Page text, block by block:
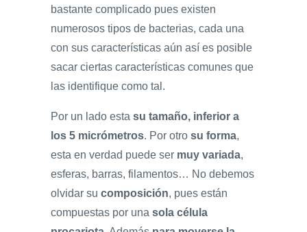
bastante complicado pues existen
numerosos tipos de bacterias, cada una
con sus características aún así es posible
sacar ciertas características comunes que
las identifique como tal.
Por un lado esta su tamaño, inferior a
los 5 micrómetros. Por otro su forma,
esta en verdad puede ser muy variada,
esferas, barras, filamentos… No debemos
olvidar su composición, pues están
compuestas por una sola célula